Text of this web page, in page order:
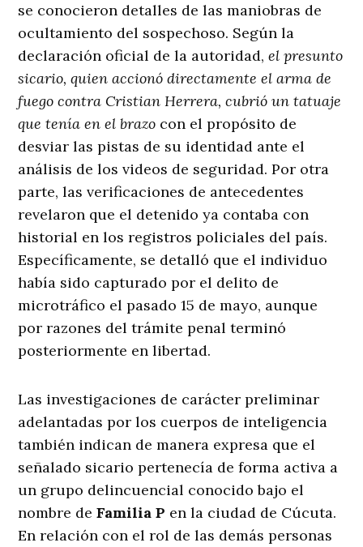
se conocieron detalles de las maniobras de
ocultamiento del sospechoso. Según la
declaración oficial de la autoridad,el presunto
sicario, quien accionó directamente el arma de
fuego contra Cristian Herrera, cubrió un tatuaje
que tenía en el brazo con el propósito de
desviar las pistas de su identidad ante el
análisis de los videos de seguridad. Por otra
parte, las verificaciones de antecedentes
revelaron que el detenido ya contaba con
historial en los registros policiales del país.
Específicamente, se detalló que el individuo
había sido capturado por el delito de
microtráfico el pasado 15 de mayo, aunque
por razones del trámite penal terminó
posteriormente en libertad.
Las investigaciones de carácter preliminar
adelantadas por los cuerpos de inteligencia
también indican de manera expresa que el
señalado sicario pertenecía de forma activa a
un grupo delincuencial conocido bajo el
nombre deFamilia P en la ciudad de Cúcuta.
En relación con el rol de las demás personas